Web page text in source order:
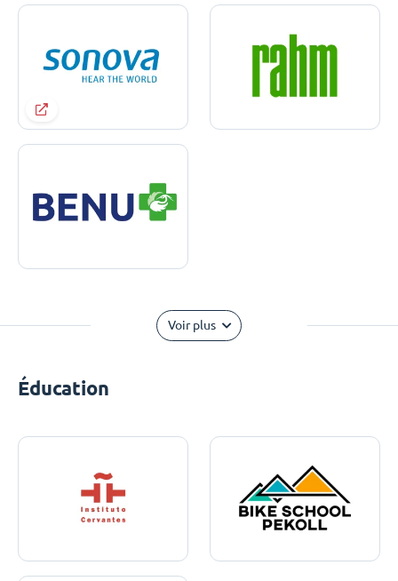
Voir plus
Éducation